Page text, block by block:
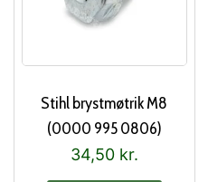
Stihl brystmøtrik M8
(0000 995 0806)
34,50 kr.